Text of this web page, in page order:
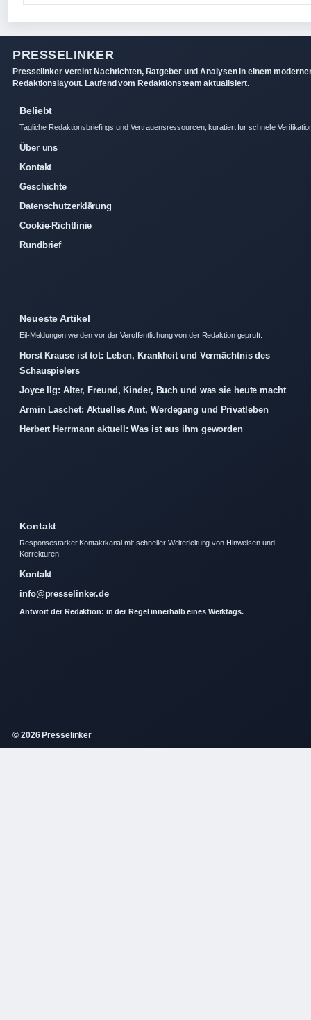
PRESSELINKER
Presselinker vereint Nachrichten, Ratgeber und Analysen in einem
Redaktionslayout. Laufend vom Redaktionsteam aktualisiert.
Beliebt
Tagliche Redaktionsbriefings und Vertrauensressourcen, kuratiert fur schnelle
Über uns
Kontakt
Geschichte
Datenschutzerklärung
Cookie-Richtlinie
Rundbrief
Neueste Artikel
Eil-Meldungen werden vor der Veroffentlichung von der Redaktion gepruft.
Horst Krause ist tot: Leben, Krankheit und Vermächtnis des
Schauspielers
Joyce Ilg: Alter, Freund, Kinder, Buch und was sie heute macht
Armin Laschet: Aktuelles Amt, Werdegang und Privatleben
Herbert Herrmann aktuell: Was ist aus ihm geworden
Kontakt
Responsestarker Kontaktkanal mit schneller Weiterleitung von Hinweisen und
Korrekturen.
Kontakt
info@presselinker.de
Antwort der Redaktion: in der Regel innerhalb eines Werktags.
© 2026 Presselinker